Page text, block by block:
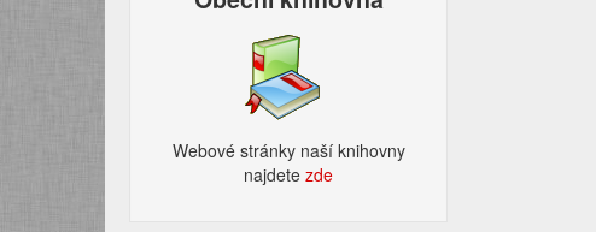
Webové stránky naší knihovny
najdetezde​